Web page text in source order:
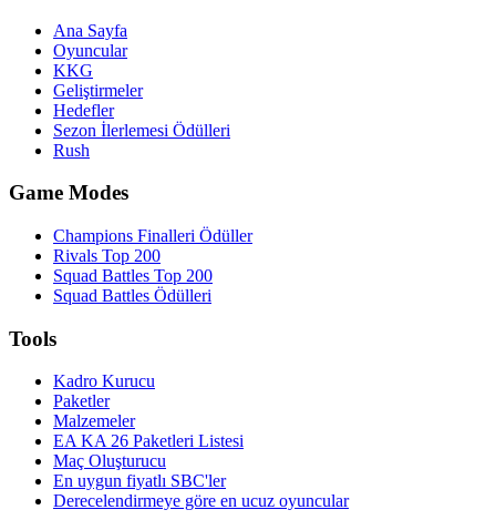
Ana Sayfa
Oyuncular
KKG
Geliştirmeler
Hedefler
Sezon İlerlemesi Ödülleri
Rush
Game Modes
Champions Finalleri Ödüller
Rivals Top 200
Squad Battles Top 200
Squad Battles Ödülleri
Tools
Kadro Kurucu
Paketler
Malzemeler
EA KA 26 Paketleri Listesi
Maç Oluşturucu
En uygun fiyatlı SBC'ler
Derecelendirmeye göre en ucuz oyuncular